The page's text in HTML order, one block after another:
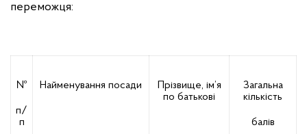
переможця:
№
п/
п
Найменування посади
Прізвище, ім’я
по батькові
Загальна
кількість
балів